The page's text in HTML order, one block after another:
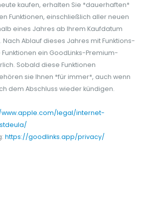
kaufen, erhalten Sie *dauerhaften*
Funktionen, einschließlich aller neuen
eines Jahres ab Ihrem Kaufdatum
Ablauf dieses Jahres mit Funktions-
ein GoodLinks-Premium-
Sobald diese Funktionen
sie Ihnen *für immer*, auch wenn
dem Abschluss wieder kündigen.
legal/internet-
https://goodlinks.app/privacy/